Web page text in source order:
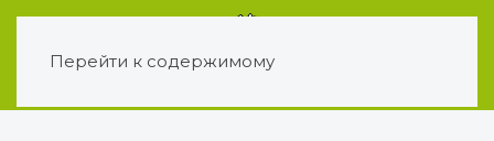
Перейти к содержимому